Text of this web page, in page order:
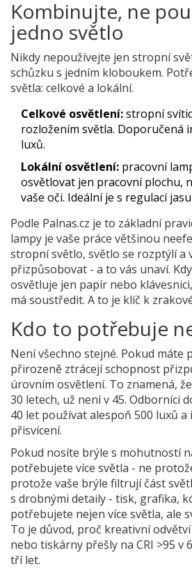
Kombinujte, ne
jedno světlo
Nikdy nepoužívejte jen stropní
schůzku s jedním kloboukem.
světla: celkové a lokální.
Celkové osvětlení:stropní
rozložením světla. Doporučená
luxů.
Lokální osvětlení: pracovní
osvětlovat jen pracovní plochu,
vaše oči. Ideální je s regulací
Podle Palnas.cz je to základní
lampy je vaše práce většinou
stropní světlo, světlo se rozptýlí a
přizpůsobovat - a to vás unaví.
osvětluje jen papír nebo
má soustředit. A to je klíč k
Kdo to potřebuje
Není všechno stejné. Pokud máte
přirozeně ztrácejí schopnost
úrovním osvětlení. To znamená,
30 letech, už není v 45. Odborníci
40 let používat alespoň 500 luxů a
přisvícení.
Pokud nosíte brýle s mohutností
potřebujete více světla - ne
protože vaše brýle filtrují část
s drobnými detaily - tisk, grafika,
potřebujete nejen více světla, ale
To je důvod, proč kreativní
nebo tiskárny přešly na CRI >95 v
tří let.